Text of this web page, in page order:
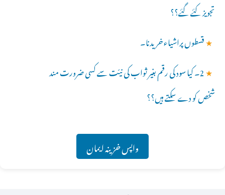
تجویز کئے گئے؟؟
★قسطوں پراشیاء خریدنا۔
★ 2۔ کیا سود کی رقم بغیر ثواب کی نیّت سے کسی ضرورت مند
شخص کو دے سکتے ہیں؟؟
واپس خزینہ ایمان